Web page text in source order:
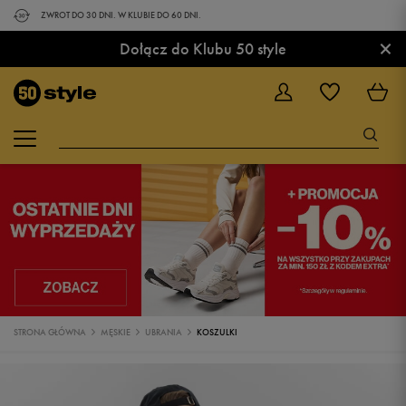
ZWROT DO 30 DNI. W KLUBIE DO 60 DNI.
Dołącz do Klubu 50 style ×
STRONA GŁÓWNA MĘSKIE UBRANIA KOSZULKI